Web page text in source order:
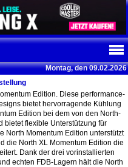
Montag, den 09.02.2026
Edition. Diese performance-
bietet hervorragende Kühlung
Edition bei dem von den North-
bietet flexible Unterstützung für
North Momentum Edition unterstützt
die North XL Momentum Edition die
Dank der drei vorinstallierten
echten FDB-Lagern hält die North